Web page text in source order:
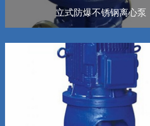
立式防爆不锈钢离心泵